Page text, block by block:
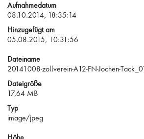
Aufnahmedatum
08.10.2014, 18:35:14
Hinzugefügt am
05.08.2015, 10:31:56
Dateiname
20141008-zollverein-A12-FN-Jochen-
Dateigröße
17,64 MB
Typ
image/jpeg